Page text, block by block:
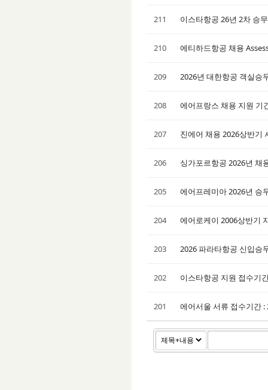
211 이스타항공 26년 2차 승
210 에티하드항공 채용
209 2026년 대한항공 객실승
208 에어프랑스 채용 지원 기
207 진에어 채용 2026상반기
206 싱가포르항공 2026년 채
205 에어프레미아 2026년 승
204 에어로케이 2006상반기
203 2026 파라타항공 신입승
202 이스타항공 지원 접수기
201 에어서울 서류 접수기간 :